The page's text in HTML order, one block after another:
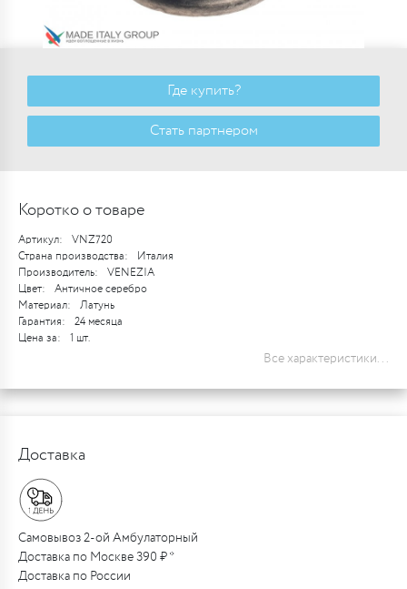
Где купить?
Стать партнером
Коротко о товаре
Артикул:
VNZ720
Страна производства:
Италия
Производитель:
VENEZIA
Цвет:
Античное серебро
Материал:
Латунь
Гарантия:
24 месяца
Цена за:
1 шт.
Все характеристики...
Доставка
Самовывоз 2-ой Амбулаторный
Доставка по Москве 390 ₽ *
Доставка по России